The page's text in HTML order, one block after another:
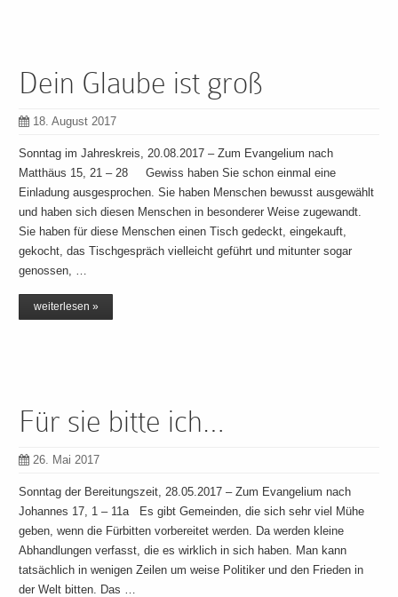
Dein Glaube ist groß
18. August 2017
Sonntag im Jahreskreis, 20.08.2017 – Zum Evangelium nach
Matthäus 15, 21 – 28 Gewiss haben Sie schon einmal eine
Einladung ausgesprochen. Sie haben Menschen bewusst ausgewählt
und haben sich diesen Menschen in besonderer Weise zugewandt.
Sie haben für diese Menschen einen Tisch gedeckt, eingekauft,
gekocht, das Tischgespräch vielleicht geführt und mitunter sogar
genossen, …
weiterlesen »
Für sie bitte ich…
26. Mai 2017
Sonntag der Bereitungszeit, 28.05.2017 – Zum Evangelium nach
Johannes 17, 1 – 11a Es gibt Gemeinden, die sich sehr viel Mühe
geben, wenn die Fürbitten vorbereitet werden. Da werden kleine
Abhandlungen verfasst, die es wirklich in sich haben. Man kann
tatsächlich in wenigen Zeilen um weise Politiker und den Frieden in
der Welt bitten. Das …